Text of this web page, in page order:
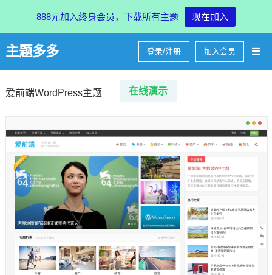
主题多多 登录/注册 加入会员
爱前端WordPress主题 在线演示
888元加入终身会员，下载所有主题 现在加入